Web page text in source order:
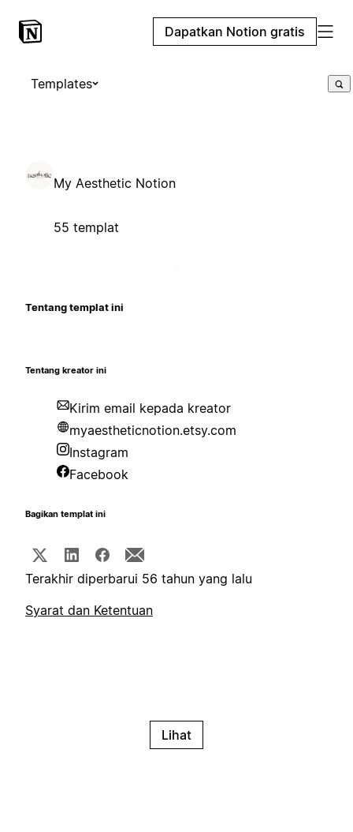
Dapatkan Notion gratis
Templates
My Aesthetic Notion
55 templat
Tentang templat ini
Tentang kreator ini
Kirim email kepada kreator
myaestheticnotion.etsy.com
Instagram
Facebook
Bagikan templat ini
Terakhir diperbarui 56 tahun yang lalu
Syarat dan Ketentuan
Lihat